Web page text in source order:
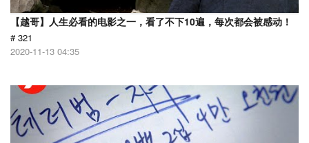
【越哥】人生必看的电影之一，看了不下10遍，每次都会被感动！
# 321
2020-11-13 04:35